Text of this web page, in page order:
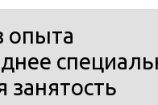
опыта
занятость